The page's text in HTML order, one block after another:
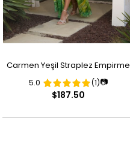
Carmen Yeşil Straplez Empirme
Desenli Abiye Elbise
5.0 (1)📷
$187.50